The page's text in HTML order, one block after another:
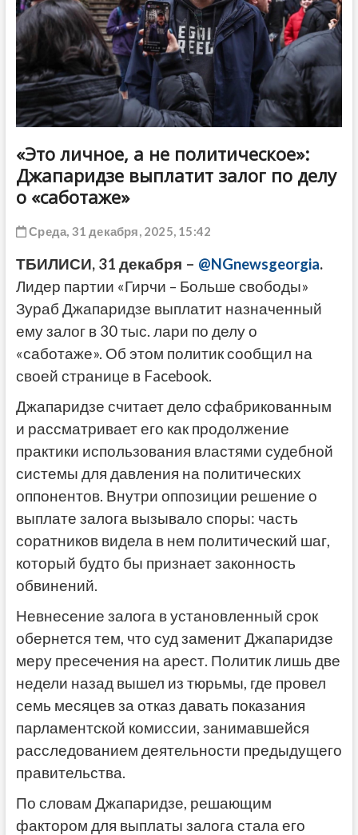
«Это личное, а не политическое»:
Джапаридзе выплатит залог по делу
о «саботаже»
Среда, 31 декабря, 2025, 15:42
ТБИЛИСИ, 31 декабря – @NGnewsgeorgia.
Лидер партии «Гирчи – Больше свободы»
Зураб Джапаридзе выплатит назначенный
ему залог в 30 тыс. лари по делу о
«саботаже». Об этом политик сообщил на
своей странице в Facebook.
Джапаридзе считает дело сфабрикованным
и рассматривает его как продолжение
практики использования властями судебной
системы для давления на политических
оппонентов. Внутри оппозиции решение о
выплате залога вызывало споры: часть
соратников видела в нем политический шаг,
который будто бы признает законность
обвинений.
Невнесение залога в установленный срок
обернется тем, что суд заменит Джапаридзе
меру пресечения на арест. Политик лишь две
недели назад вышел из тюрьмы, где провел
семь месяцев за отказ давать показания
парламентской комиссии, занимавшейся
расследованием деятельности предыдущего
правительства.
По словам Джапаридзе, решающим
фактором для выплаты залога стала его